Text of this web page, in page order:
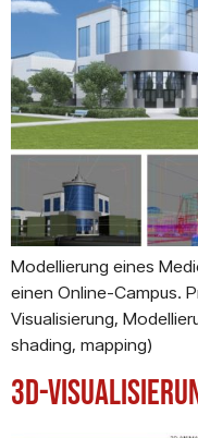
Modellierung eines
einen Online-Campus.
Visualisierung,
shading, mapping)
3D-